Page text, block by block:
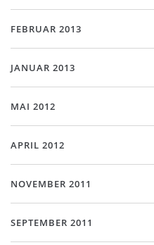
FEBRUAR 2013
JANUAR 2013
MAI 2012
APRIL 2012
NOVEMBER 2011
SEPTEMBER 2011